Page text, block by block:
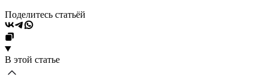
Поделитесь статьёй
В этой статье